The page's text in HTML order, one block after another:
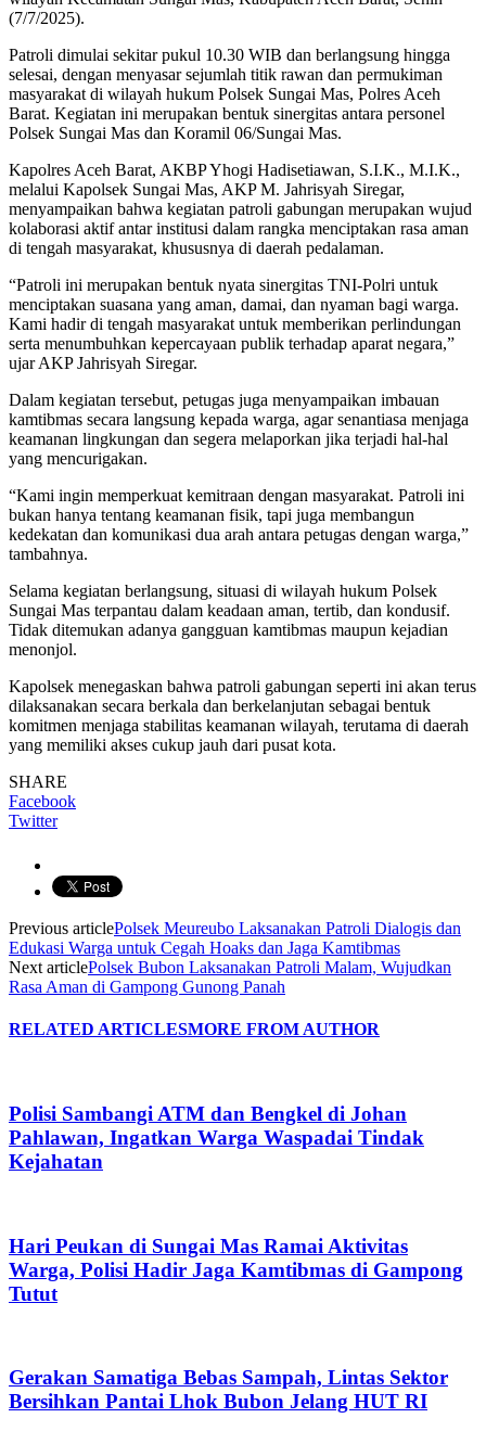
(7/7/2025).
Patroli dimulai sekitar pukul 10.30 WIB dan berlangsung hingga
selesai, dengan menyasar sejumlah titik rawan dan permukiman
masyarakat di wilayah hukum Polsek Sungai Mas, Polres Aceh
Barat. Kegiatan ini merupakan bentuk sinergitas antara personel
Polsek Sungai Mas dan Koramil 06/Sungai Mas.
Kapolres Aceh Barat, AKBP Yhogi Hadisetiawan, S.I.K., M.I.K.,
melalui Kapolsek Sungai Mas, AKP M. Jahrisyah Siregar,
menyampaikan bahwa kegiatan patroli gabungan merupakan wujud
kolaborasi aktif antar institusi dalam rangka menciptakan rasa aman
di tengah masyarakat, khususnya di daerah pedalaman.
“Patroli ini merupakan bentuk nyata sinergitas TNI-Polri untuk
menciptakan suasana yang aman, damai, dan nyaman bagi warga.
Kami hadir di tengah masyarakat untuk memberikan perlindungan
serta menumbuhkan kepercayaan publik terhadap aparat negara,”
ujar AKP Jahrisyah Siregar.
Dalam kegiatan tersebut, petugas juga menyampaikan imbauan
kamtibmas secara langsung kepada warga, agar senantiasa menjaga
keamanan lingkungan dan segera melaporkan jika terjadi hal-hal
yang mencurigakan.
“Kami ingin memperkuat kemitraan dengan masyarakat. Patroli ini
bukan hanya tentang keamanan fisik, tapi juga membangun
kedekatan dan komunikasi dua arah antara petugas dengan warga,”
tambahnya.
Selama kegiatan berlangsung, situasi di wilayah hukum Polsek
Sungai Mas terpantau dalam keadaan aman, tertib, dan kondusif.
Tidak ditemukan adanya gangguan kamtibmas maupun kejadian
menonjol.
Kapolsek menegaskan bahwa patroli gabungan seperti ini akan terus
dilaksanakan secara berkala dan berkelanjutan sebagai bentuk
komitmen menjaga stabilitas keamanan wilayah, terutama di daerah
yang memiliki akses cukup jauh dari pusat kota.
SHARE
Facebook
Twitter
Previous articlePolsek Meureubo Laksanakan Patroli Dialogis dan
Edukasi Warga untuk Cegah Hoaks dan Jaga Kamtibmas
Next articlePolsek Bubon Laksanakan Patroli Malam, Wujudkan
Rasa Aman di Gampong Gunong Panah
RELATED ARTICLESMORE FROM AUTHOR
Polisi Sambangi ATM dan Bengkel di Johan
Pahlawan, Ingatkan Warga Waspadai Tindak
Kejahatan
Hari Peukan di Sungai Mas Ramai Aktivitas
Warga, Polisi Hadir Jaga Kamtibmas di Gampong
Tutut
Gerakan Samatiga Bebas Sampah, Lintas Sektor
Bersihkan Pantai Lhok Bubon Jelang HUT RI